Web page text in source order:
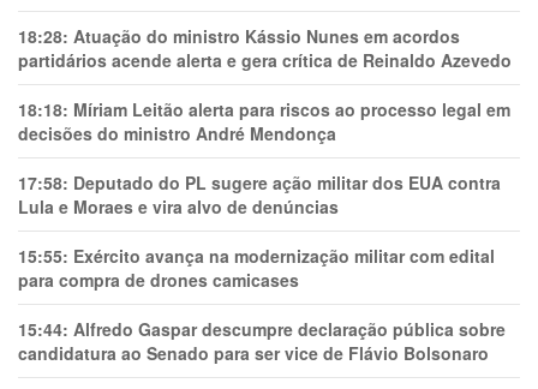
18:28: Atuação do ministro Kássio Nunes em acordos
partidários acende alerta e gera crítica de Reinaldo Azevedo
18:18: Míriam Leitão alerta para riscos ao processo legal em
decisões do ministro André Mendonça
17:58: Deputado do PL sugere ação militar dos EUA contra
Lula e Moraes e vira alvo de denúncias
15:55: Exército avança na modernização militar com edital
para compra de drones camicases
15:44: Alfredo Gaspar descumpre declaração pública sobre
candidatura ao Senado para ser vice de Flávio Bolsonaro